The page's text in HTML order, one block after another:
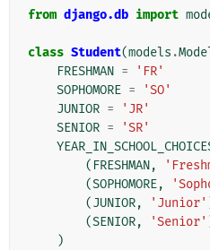
from django.db import
class Student(models .
FRESHMAN =
'FR'
SOPHOMORE =
'SO'
JUNIOR =
'JR'
SENIOR =
'SR'
( FRESHMAN,
(SOPHOMORE,
(JUNIOR, 'Junior'
(SENIOR, 'Senior'
)